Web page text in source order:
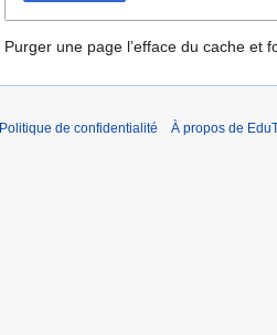
Purger une page l’efface du cache et
Politique de confidentialité À propos de